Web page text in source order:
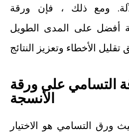
ومع ذلك ، فإن ورقة
أفضل على المدى الطويل
التسامي على ورقة
الأنسجة
ورق التسامي هو الاختيار